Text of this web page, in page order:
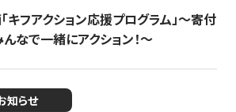
フアクション応援プログラム」〜寄付
なで一緒にアクション！〜
知らせ